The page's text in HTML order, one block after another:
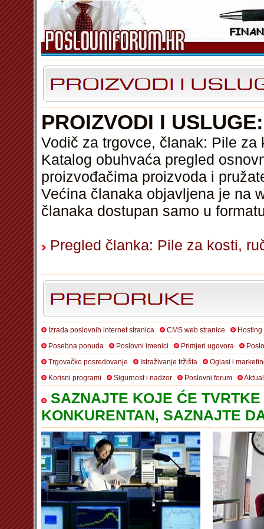
PROIZVODI I
Vodič za trgovce, članak: Pile za
Katalog obuhvaća pregled
proizvođačima proizvoda i
Većina članaka objavljena je na
članaka dostupan samo u
Pregled članka: Pile za kosti,
Izrada poslovnih internet stranica CMS web stranice
Posebna ponuda
Poslovni imenici Primjeri ugovora
Trgovačko posredovanje
Istraživanje tržišta
Oglasi i
Korisni programi
Sigurnost i nadzor Poslovni forum
SAZNAJTE KOJE ĆE
KONKURENTAN, SAZNAJTE